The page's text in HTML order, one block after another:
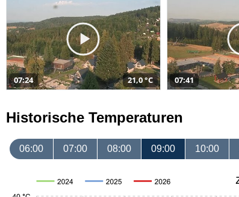
07:24 21,0 °C 07:41
Historische Temperaturen
06:00 07:00 08:00 09:00 10:00